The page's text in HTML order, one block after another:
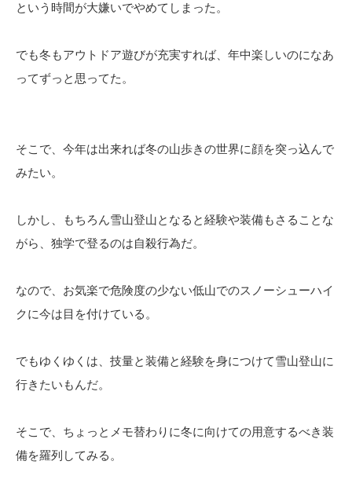
という時間が大嫌いでやめてしまった。
でも冬もアウトドア遊びが充実すれば、年中楽しいのになあ
ってずっと思ってた。
そこで、今年は出来れば冬の山歩きの世界に顔を突っ込んで
みたい。
しかし、もちろん雪山登山となると経験や装備もさることな
がら、独学で登るのは自殺行為だ。
なので、お気楽で危険度の少ない低山でのスノーシューハイ
クに今は目を付けている。
でもゆくゆくは、技量と装備と経験を身につけて雪山登山に
行きたいもんだ。
そこで、ちょっとメモ替わりに冬に向けての用意するべき装
備を羅列してみる。